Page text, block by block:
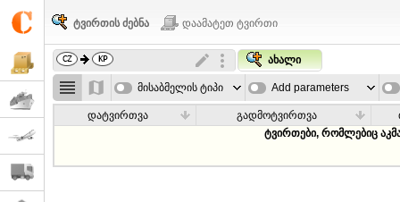
ტვირთის ძებნა დაამატეთ ტვირთი
ახალი
მისაბმელის ტიპი Add parameters
დატვირთვა გადმოტვირთვა
ტვირთები, რომლებიც